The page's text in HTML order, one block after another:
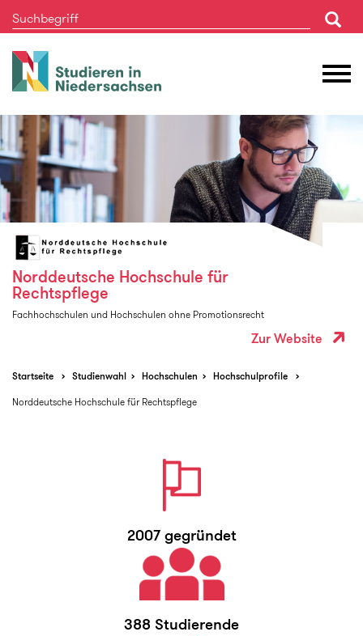
Studieren
in
Norddeutsche Hochschule für
Rechtspflege
Fachhochschulen und Hochschulen ohne Promotionsrecht
Zur Website
Startseite Studienwahl Hochschulen
Hochschulprofile
Norddeutsche Hochschule für Rechtspflege
2007 gegründet
388 Studierende